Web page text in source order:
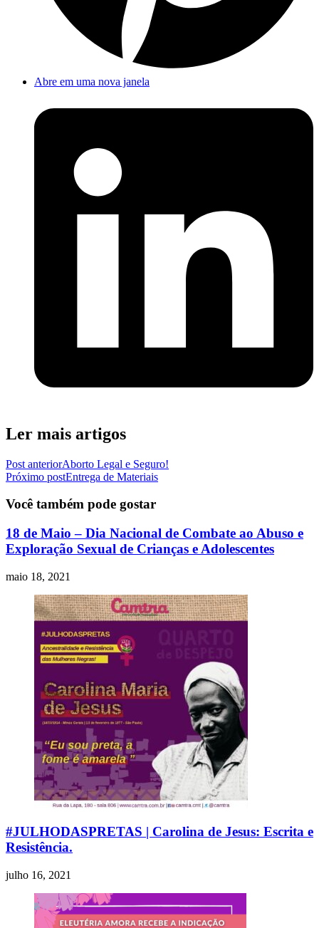
Abre em uma nova janela
Ler mais artigos
Post anteriorAborto Legal e Seguro!
Próximo postEntrega de Materiais
Você também pode gostar
18 de Maio – Dia Nacional de Combate ao Abuso e
Exploração Sexual de Crianças e Adolescentes
maio 18, 2021
#JULHODASPRETAS | Carolina de Jesus: Escrita e
Resistência.
julho 16, 2021